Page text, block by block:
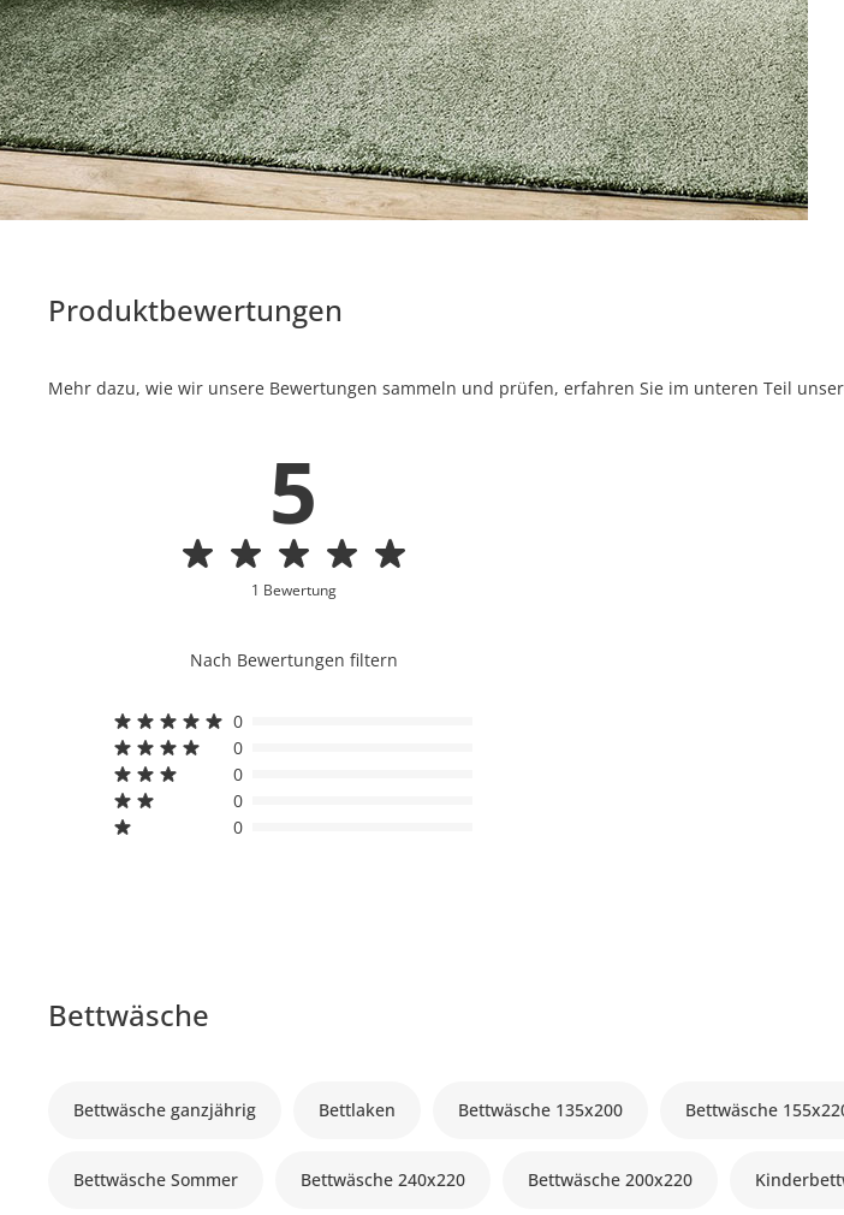
Produktbewertungen
Mehr dazu, wie wir unsere Bewertungen sammeln und prüfen, erfahren Sie im unteren Teil
5
1 Bewertung
Nach Bewertungen filtern
0
0
0
0
0
Bettwäsche
Bettwäsche ganzjährig Bettlaken Bettwäsche 135x200 Bettwäsche
Bettwäsche Sommer Bettwäsche 240x220 Bettwäsche 200x220